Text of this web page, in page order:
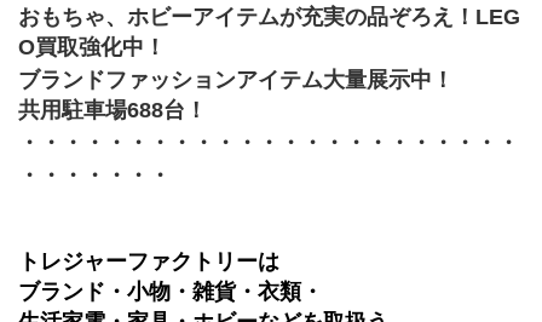
おもちゃ、ホビーアイテムが充実の品ぞろえ！LEG
O買取強化中！
ブランドファッションアイテム大量展示中！
共用駐車場688台！
・・・・・・・・・・・・・・・・・・・・・・・
・・・・・・・
トレジャーファクトリーは
ブランド・小物・雑貨・衣類・